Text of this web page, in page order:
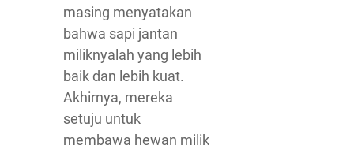
masing menyatakan
bahwa sapi jantan
miliknyalah yang lebih
baik dan lebih kuat.
Akhirnya, mereka
setuju untuk
membawa hewan milik